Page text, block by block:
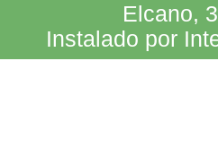
Elcano,
Instalado por